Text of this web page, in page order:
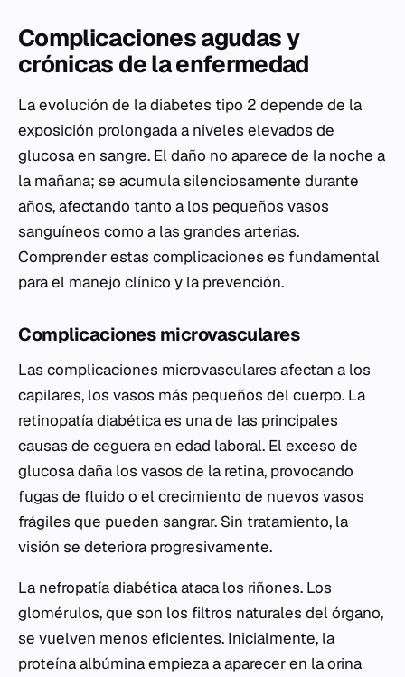
Complicaciones agudas y
crónicas de la enfermedad
La evolución de la diabetes tipo 2 depende de la
exposición prolongada a niveles elevados de
glucosa en sangre. El daño no aparece de la noche a
la mañana; se acumula silenciosamente durante
años, afectando tanto a los pequeños vasos
sanguíneos como a las grandes arterias.
Comprender estas complicaciones es fundamental
para el manejo clínico y la prevención.
Complicaciones microvasculares
Las complicaciones microvasculares afectan a los
capilares, los vasos más pequeños del cuerpo. La
retinopatía diabética es una de las principales
causas de ceguera en edad laboral. El exceso de
glucosa daña los vasos de la retina, provocando
fugas de fluido o el crecimiento de nuevos vasos
frágiles que pueden sangrar. Sin tratamiento, la
visión se deteriora progresivamente.
La nefropatía diabética ataca los riñones. Los
glomérulos, que son los filtros naturales del órgano,
se vuelven menos eficientes. Inicialmente, la
proteína albúmina empieza a aparecer en la orina